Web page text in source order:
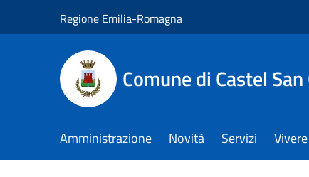
Regione Emilia-Romagna
Comune di Castel
Amministrazione Novità Servizi